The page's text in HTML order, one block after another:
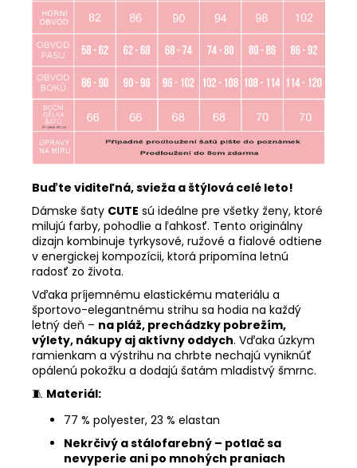
Buďte viditeľná, svieža a štýlová celé leto!
Dámske šaty CUTE sú ideálne pre všetky ženy, ktoré
milujú farby, pohodlie a ľahkosť. Tento originálny
dizajn kombinuje tyrkysové, ružové a fialové odtiene
v energickej kompozícii, ktorá pripomína letnú
radosť zo života.
Vďaka príjemnému elastickému materiálu a
športovo-elegantnému strihu sa hodia na každý
letný deň – na pláž, prechádzky pobrežím,
výlety, nákupy aj aktívny oddych. Vďaka úzkym
ramienkam a výstrihu na chrbte nechajú vyniknúť
opálenú pokožku a dodajú šatám mladistvý šmrnc.
🧵 Materiál:
77 % polyester, 23 % elastan
Nekrčivý a stálofarebný – potlač sa
nevyperie ani po mnohých praniach